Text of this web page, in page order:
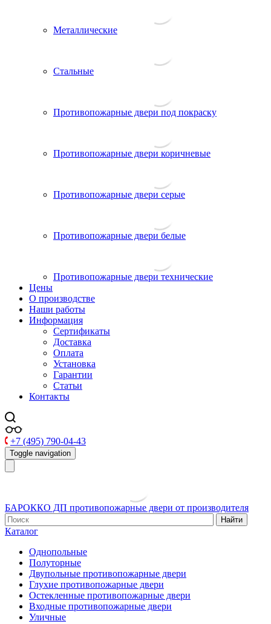
Металлические
Стальные
Противопожарные двери под покраску
Противопожарные двери коричневые
Противопожарные двери серые
Противопожарные двери белые
Противопожарные двери технические
Цены
О производстве
Наши работы
Информация
Сертификаты
Доставка
Оплата
Установка
Гарантии
Статьи
Контакты
+7 (495) 790-04-43
Toggle navigation
БАРОККО ДП противопожарные двери от производителя
Найти
Каталог
Однопольные
Полуторные
Двупольные противопожарные двери
Глухие противопожарные двери
Остекленные противопожарные двери
Входные противопожарные двери
Уличные